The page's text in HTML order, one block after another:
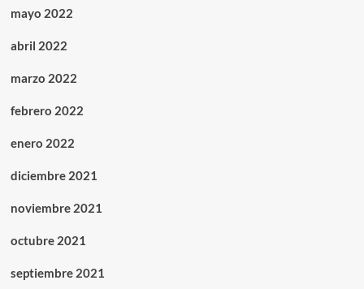
mayo 2022
abril 2022
marzo 2022
febrero 2022
enero 2022
diciembre 2021
noviembre 2021
octubre 2021
septiembre 2021